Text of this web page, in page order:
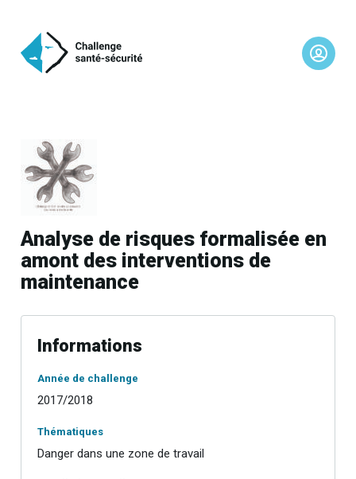
Analyse de risques formalisée en
amont des interventions de
maintenance
Informations
Année de challenge
2017/2018
Thématiques
Danger dans une zone de travail